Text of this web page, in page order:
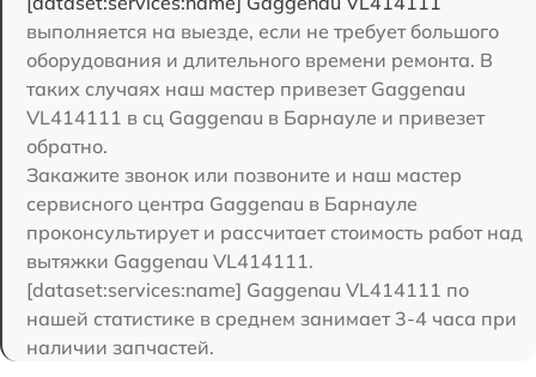
выполняется на выезде, если не требует большого
оборудования и длительного времени ремонта. В
таких случаях наш мастер привезет Gaggenau
VL414111 в сц Gaggenau в Барнауле и привезет
обратно.
Закажите звонок или позвоните и наш мастер
сервисного центра Gaggenau в Барнауле
проконсультирует и рассчитает стоимость работ над
вытяжки Gaggenau VL414111.
[dataset:services:name] Gaggenau VL414111 по
нашей статистике в среднем занимает 3-4 часа при
наличии запчастей.